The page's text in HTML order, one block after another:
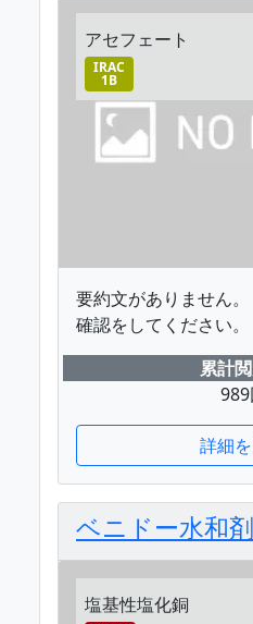
アセフェート
IRAC
1B
要約文がありません
確認をしてください。
累計
詳細
ベニドー水和剤
塩基性塩化銅